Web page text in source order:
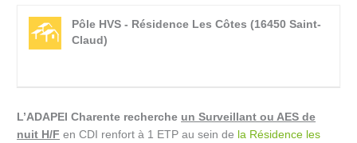
Pôle HVS - Résidence Les Côtes (16450 Saint-
Claud)
L’ADAPEI Charente recherche un Surveillant ou AES de
nuit H/F en CDI renfort à 1 ETP au sein de la Résidence les